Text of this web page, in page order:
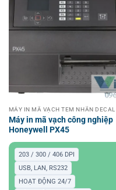
Máy in mã vạch công nghiệp
Honeywell PX45
203 / 300 / 406 DPI
USB, LAN, RS232
HOẠT ĐỘNG 24/7